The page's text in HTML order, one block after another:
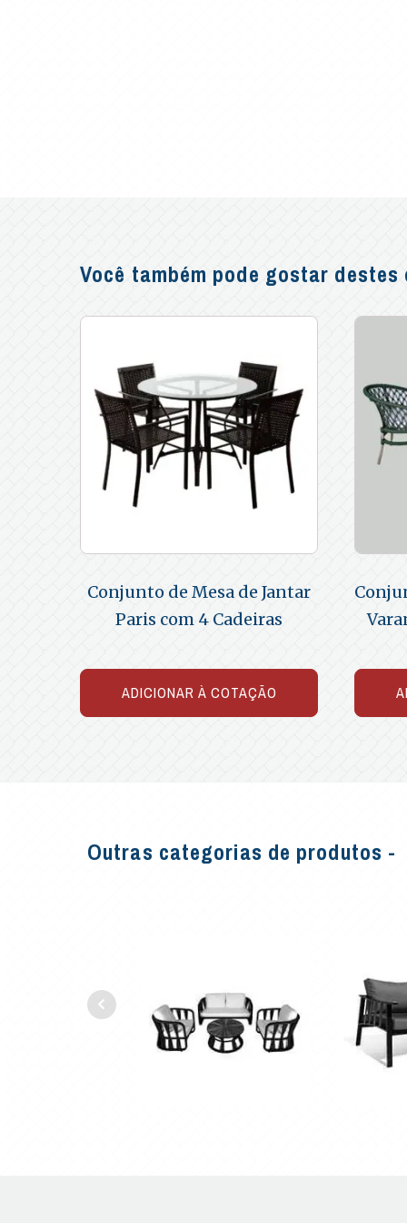
Você também pode gostar destes
Conjunto de Mesa de Jantar
Paris com 4 Cadeiras
ADICIONAR À COTAÇÃO
Outras categorias de produtos -